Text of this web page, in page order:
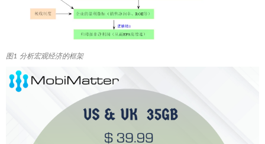
图1 分析宏观经济的框架